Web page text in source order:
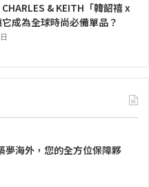
& KEITH「韓韶禧 x
成為全球時尚必備單品？
夢海外，您的全方位保障夥